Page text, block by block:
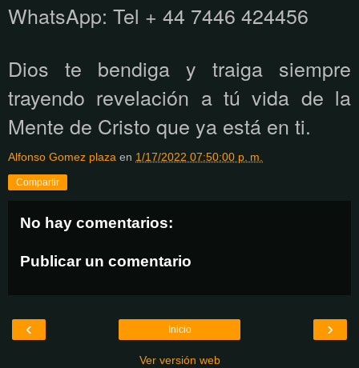
WhatsApp: Tel + 44 7446 424456
Dios te bendiga y traiga siempre
trayendo revelación a tú vida de la
Mente de Cristo que ya está en ti.
Alfonso Gomez plaza en 1/17/2022 07:50:00 p. m.
Compartir
No hay comentarios:
Publicar un comentario
‹ ›
Inicio
Ver versión web